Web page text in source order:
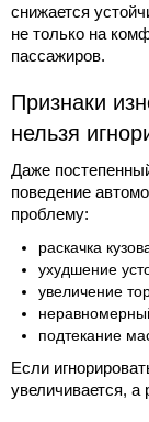
снижается
не только на
пассажиров.
Признаки
нельзя
Даже
поведение
проблему:
раскачка
ухудшение
увеличение
подтекание
Если
увеличивается, а